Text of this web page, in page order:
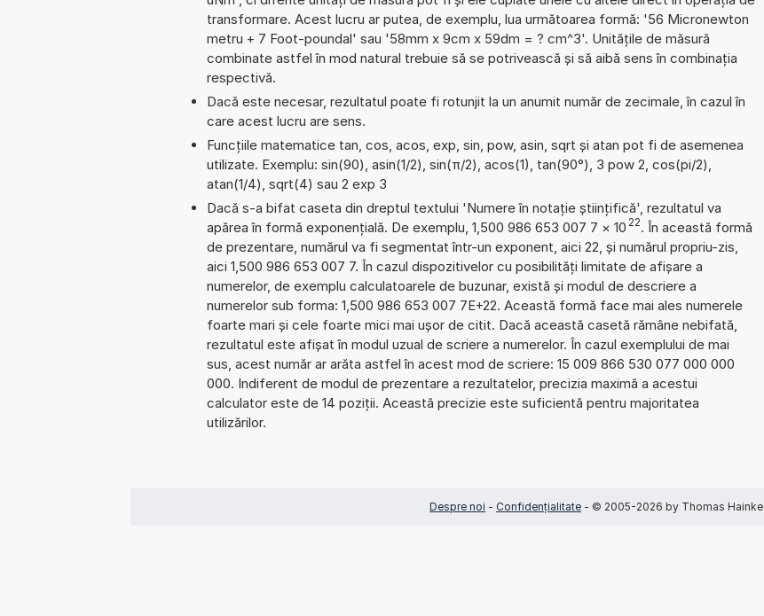
transformare. Acest lucru ar putea, de exemplu, lua următoarea formă: '56 Micronewton
metru + 7 Foot-poundal' sau '58mm x 9cm x 59dm = ? cm^3'. Unitățile de măsură
combinate astfel în mod natural trebuie să se potrivească și să aibă sens în combinația
respectivă.
Dacă este necesar, rezultatul poate fi rotunjit la un anumit număr de zecimale, în cazul în
care acest lucru are sens.
Funcțiile matematice tan, cos, acos, exp, sin, pow, asin, sqrt și atan pot fi de asemenea
utilizate. Exemplu: sin(90), asin(1/2), sin(π/2), acos(1), tan(90°), 3 pow 2, cos(pi/2),
atan(1/4), sqrt(4) sau 2 exp 3
Dacă s-a bifat caseta din dreptul textului 'Numere în notație științifică', rezultatul va
apărea în formă exponențială. De exemplu, 1,500 986 653 007 7 × 10 22. În această formă
de prezentare, numărul va fi segmentat într-un exponent, aici 22, și numărul propriu-zis,
aici 1,500 986 653 007 7. În cazul dispozitivelor cu posibilități limitate de afișare a
numerelor, de exemplu calculatoarele de buzunar, există și modul de descriere a
numerelor sub forma: 1,500 986 653 007 7E+22. Această formă face mai ales numerele
foarte mari și cele foarte mici mai ușor de citit. Dacă această casetă rămâne nebifată,
rezultatul este afișat în modul uzual de scriere a numerelor. În cazul exemplului de mai
sus, acest număr ar arăta astfel în acest mod de scriere: 15 009 866 530 077 000 000
000. Indiferent de modul de prezentare a rezultatelor, precizia maximă a acestui
calculator este de 14 poziții. Această precizie este suficientă pentru majoritatea
utilizărilor.
Despre noi - Confidențialitate - © 2005-2026 by Thomas Hainke